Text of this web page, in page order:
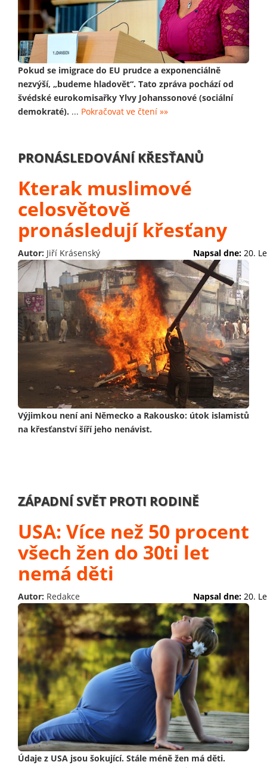
Pokud se imigrace do EU prudce a exponenciálně
nezvýší, „budeme hladovět“. Tato zpráva pochází od
švédské eurokomisařky Ylvy Johanssonové (sociální
demokraté). ... Pokračovat ve čtení »»
PRONÁSLEDOVÁNÍ KŘESŤANŮ
Kterak muslimové
celosvětově
pronásledují křesťany
Autor: Jiří Krásenský Napsal dne: 20.
Výjimkou není ani Německo a Rakousko: útok islamistů
na křesťanství šíří jeho nenávist.
ZÁPADNÍ SVĚT PROTI RODINĚ
USA: Více než 50 procent
všech žen do 30ti let
nemá děti
Autor: Redakce Napsal dne: 20.
Údaje z USA jsou šokující. Stále méně žen má děti.